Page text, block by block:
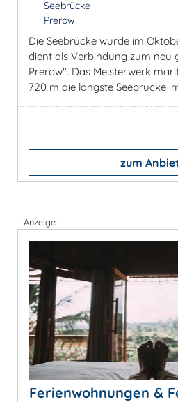
Seebrücke
Prerow
Die Seebrücke wurde im
dient als Verbindung zum neu
Prerow". Das Meisterwerk
720 m die längste Seebrücke
zum
- Anzeige -
Ferienwohnungen &